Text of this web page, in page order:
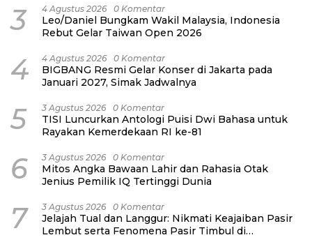
3 4 Agustus 2026 0 Komentar
Leo/Daniel Bungkam Wakil Malaysia, Indonesia
Rebut Gelar Taiwan Open 2026
4 4 Agustus 2026 0 Komentar
BIGBANG Resmi Gelar Konser di Jakarta pada
Januari 2027, Simak Jadwalnya
5 3 Agustus 2026 0 Komentar
TISI Luncurkan Antologi Puisi Dwi Bahasa untuk
Rayakan Kemerdekaan RI ke-81
6 3 Agustus 2026 0 Komentar
Mitos Angka Bawaan Lahir dan Rahasia Otak
Jenius Pemilik IQ Tertinggi Dunia
7 3 Agustus 2026 0 Komentar
Jelajah Tual dan Langgur: Nikmati Keajaiban Pasir
Lembut serta Fenomena Pasir Timbul di